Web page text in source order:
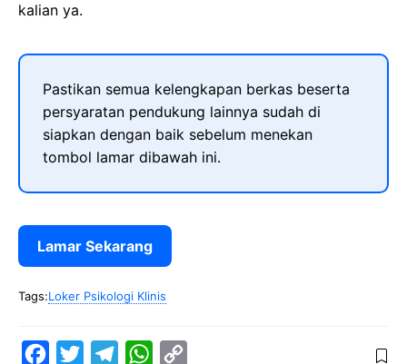
kalian ya.
Pastikan semua kelengkapan berkas beserta
persyaratan pendukung lainnya sudah di
siapkan dengan baik sebelum menekan
tombol lamar dibawah ini.
Lamar Sekarang
Tags:Loker Psikologi Klinis
W